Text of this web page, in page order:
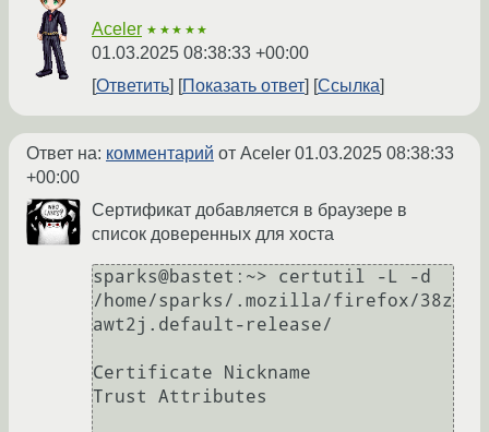
Aceler ★★★★★
01.03.2025 08:38:33 +00:00
Ответить
Показать ответ Ссылка
Ответ на: комментарий от Aceler 01.03.2025 08:38:33
+00:00
Сертификат добавляется в браузере в
список доверенных для хоста
sparks@bastet:~> certutil -L -d
/home/sparks/.mozilla/firefox/38z
awt2j.default-release/
Certificate Nickname
Trust Attributes